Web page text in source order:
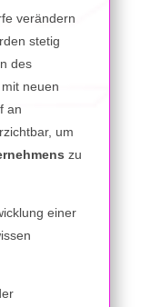
verändern
stetig
des
neuen
an
um
zu
einer